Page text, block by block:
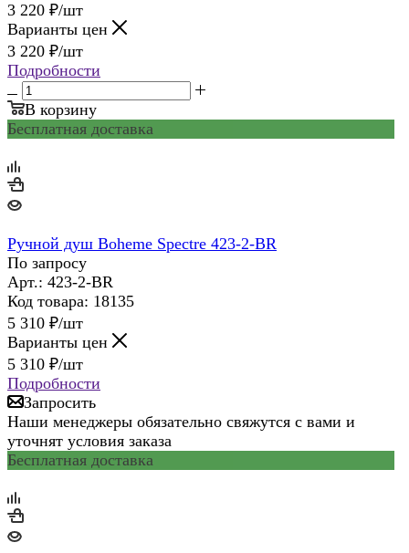
3 220 ₽/шт
Варианты цен
3 220 ₽/шт
Подробности
В корзину
Бесплатная доставка
Ручной душ Boheme Spectre 423-2-BR
По запросу
Арт.: 423-2-BR
Код товара: 18135
5 310 ₽/шт
Варианты цен
5 310 ₽/шт
Подробности
Запросить
Наши менеджеры обязательно свяжутся с вами и
уточнят условия заказа
Бесплатная доставка